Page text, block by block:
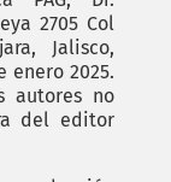
2705 Col
Jalisco,
enero 2025.
autores no
del editor